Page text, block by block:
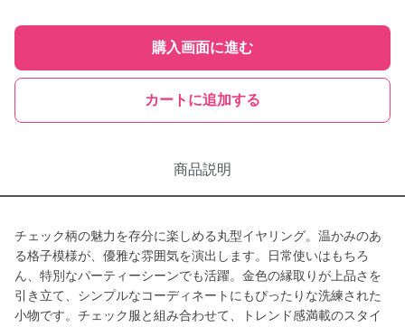
購入画面に進む
カートに追加する
商品説明
チェック柄の魅力を存分に楽しめる丸型イヤリング。温かみのあ
る格子模様が、優雅な雰囲気を演出します。日常使いはもちろ
ん、特別なパーティーシーンでも活躍。金色の縁取りが上品さを
引き立て、シンプルなコーディネートにもぴったりな洗練された
小物です。チェック服と組み合わせて、トレンド感満載のスタイ